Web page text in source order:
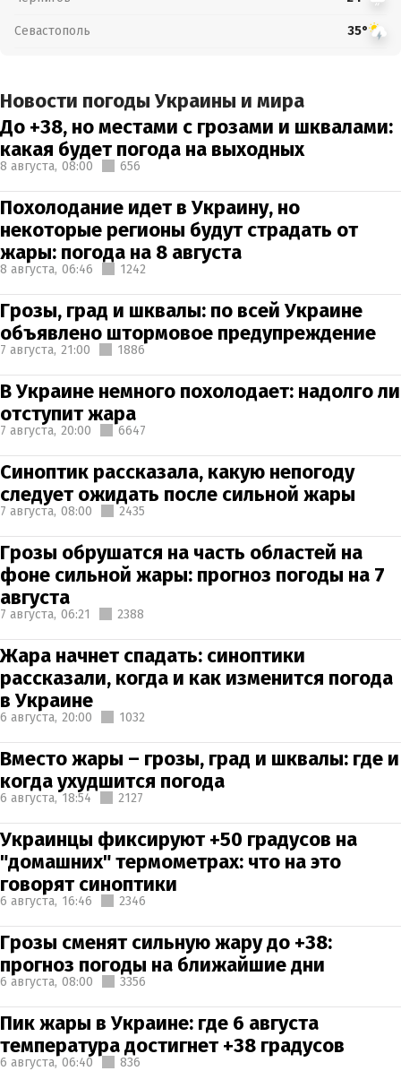
Севастополь 35°
Новости погоды Украины и мира
До +38, но местами с грозами и шквалами:
какая будет погода на выходных
8 августа, 08:00 656
Похолодание идет в Украину, но
некоторые регионы будут страдать от
жары: погода на 8 августа
8 августа, 06:46 1242
Грозы, град и шквалы: по всей Украине
объявлено штормовое предупреждение
7 августа, 21:00 1886
В Украине немного похолодает: надолго ли
отступит жара
7 августа, 20:00 6647
Синоптик рассказала, какую непогоду
следует ожидать после сильной жары
7 августа, 08:00 2435
Грозы обрушатся на часть областей на
фоне сильной жары: прогноз погоды на 7
августа
7 августа, 06:21 2388
Жара начнет спадать: синоптики
рассказали, когда и как изменится погода
в Украине
6 августа, 20:00 1032
Вместо жары – грозы, град и шквалы: где и
когда ухудшится погода
6 августа, 18:54 2127
Украинцы фиксируют +50 градусов на
"домашних" термометрах: что на это
говорят синоптики
6 августа, 16:46 2346
Грозы сменят сильную жару до +38:
прогноз погоды на ближайшие дни
6 августа, 08:00 3356
Пик жары в Украине: где 6 августа
температура достигнет +38 градусов
6 августа, 06:40 836